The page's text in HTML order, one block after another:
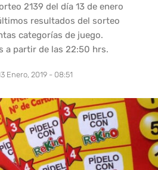
2139 del día 13 de enero
resultados del sorteo
categorías de juego.
a partir de las 22:50 hrs.
Enero, 2019 - 08:51